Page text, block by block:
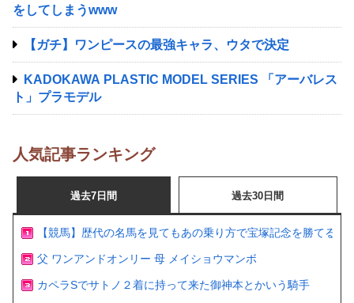
をしてしまうwww
【ガチ】ワンピースの最強キャラ、ウタで決定
KADOKAWA PLASTIC MODEL SERIES 「アーバレス
ト」プラモデル
人気記事ランキング
過去7日間 過去30日間
【競馬】歴代の名馬を見てもあの乗り方で宝塚記念を勝てる
父 ワンアンドオンリー 母 メイショウマンボ
カペラSでサトノ２着に持って来た御神本とかいう騎手